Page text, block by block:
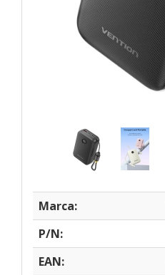
Marca:
P/N:
EAN: